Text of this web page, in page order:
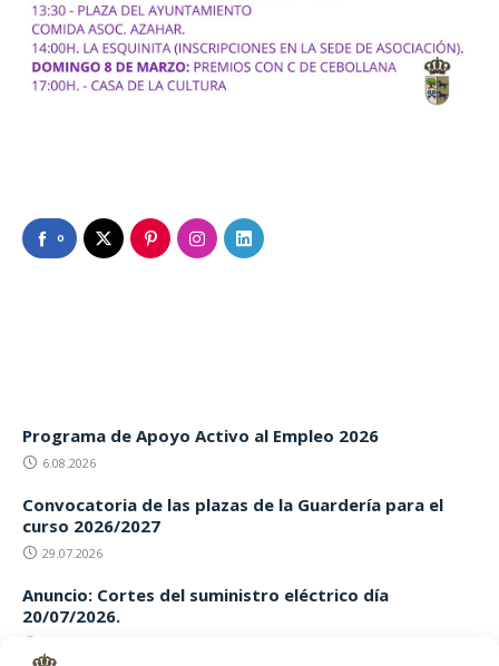
0
Programa de Apoyo Activo al Empleo 2026
6.08.2026
Convocatoria de las plazas de la Guardería para el
curso 2026/2027
29.07.2026
Anuncio: Cortes del suministro eléctrico día
20/07/2026.